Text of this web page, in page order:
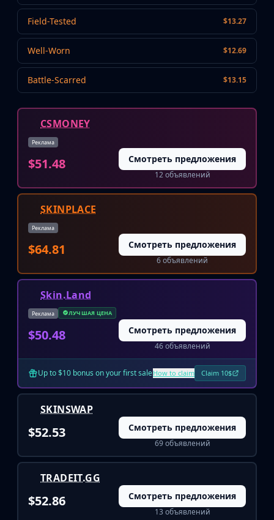
Nova
Sawed-Off
XM1014
M249
Negev
Knives
Bowie Knife
Butterfly Knife
Classic Knife
Falchion Knife
Gut Knife
Huntsman Knife
Karambit
Kukri Knife
M9 Bayonet
Nomad Knife
Paracord Knife
Shadow Daggers
Stiletto Knife
Talon Knife
Ursus Knife
Gloves
Bloodhound Gloves
Broken Fang Gloves
Driver Gloves
Hand Wraps
Moto Gloves
Specialist Gloves
Field-Tested $13.27
Well-Worn $12.69
Battle-Scarred $13.15
CSMONEY
Реклама
$51.48 Смотреть предложения
12 объявлений
SKINPLACE
Реклама
$64.81 Смотреть предложения
6 объявлений
Skin.Land
Реклама ЛУЧШАЯ ЦЕНА
$50.48 Смотреть предложения
46 объявлений
Up to $10 bonus on your first saleHow to claim Claim 10$
SKINSWAP
$52.53 Смотреть предложения
69 объявлений
TRADEIT.GG
$52.86 Смотреть предложения
13 объявлений